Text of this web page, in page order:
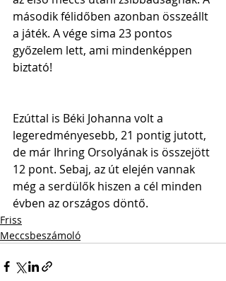
második félidőben azonban összeállt
a játék. A vége sima 23 pontos
győzelem lett, ami mindenképpen
biztató!
Ezúttal is Béki Johanna volt a
legeredményesebb, 21 pontig jutott,
de már Ihring Orsolyának is összejött
12 pont. Sebaj, az út elején vannak
még a serdülők hiszen a cél minden
évben az országos döntő.
Friss
Meccsbeszámoló